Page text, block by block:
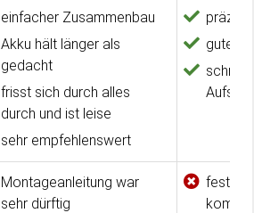
einfacher Zusammenbau
Akku hält länger als
gedacht
frisst sich durch alles
durch und ist leise
sehr empfehlenswert
gute
Montageanleitung war
sehr dürftig
fester